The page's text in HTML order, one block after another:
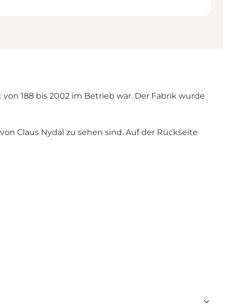
188 bis 2002 im Betrieb war. Der Fabrik wurde
Claus Nydal zu sehen sind. Auf der Rückseite